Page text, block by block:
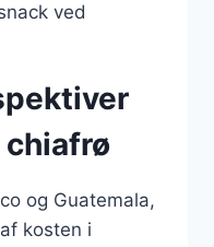
ved
og Guatemala,
kosten i